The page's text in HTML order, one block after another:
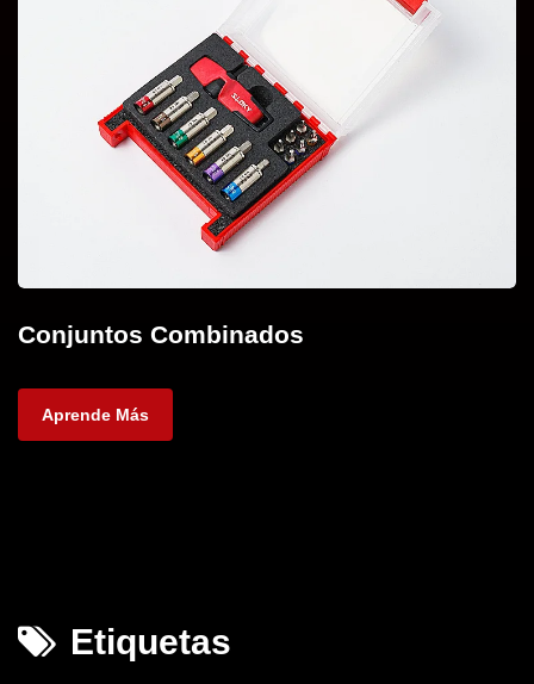
Conjuntos Combinados
Aprende Más
Etiquetas